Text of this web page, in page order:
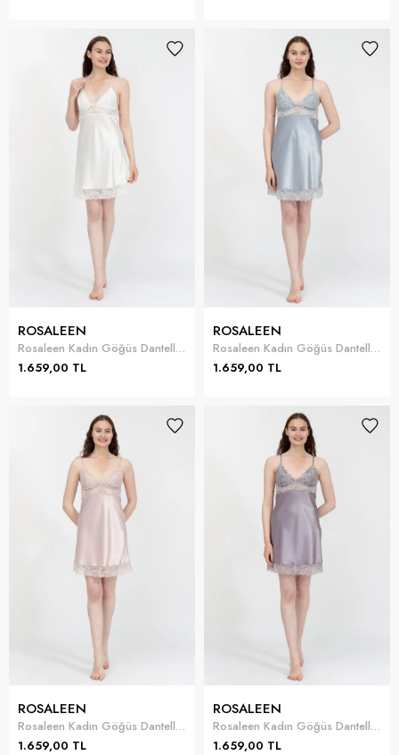
ROSALEEN
Rosaleen Kadın Göğüs Dantelli Kısa Gecelik
1.659,00 TL
ROSALEEN
Rosaleen Kadın Göğüs Dantelli Kısa Gecelik
1.659,00 TL
ROSALEEN
Rosaleen Kadın Göğüs Dantelli Kısa Gecelik
1.659,00 TL
ROSALEEN
Rosaleen Kadın Göğüs Dantelli Kısa Gecelik
1.659,00 TL